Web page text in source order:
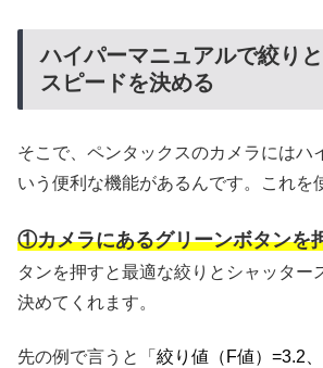
ハイパーマニュアルで絞り
スピードを決める
そこで、ペンタックスのカメラにはハ
いう便利な機能があるんです。これを
①カメラにあるグリーンボタンを
タンを押すと最適な絞りとシャッター
決めてくれます。
先の例で言うと「 絞り値（F値）=3.2